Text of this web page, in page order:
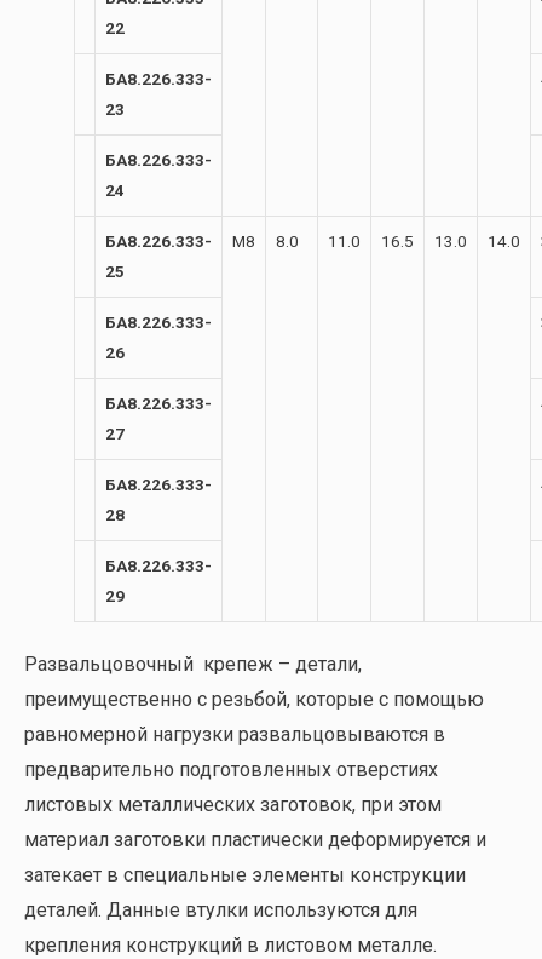
22
БА8.226.333-
23
БА8.226.333-
24
БА8.226.333-
25
М8 8.0 11.0 16.5 13.0 14.0
БА8.226.333-
26
БА8.226.333-
27
БА8.226.333-
28
БА8.226.333-
29
Развальцовочный крепеж – детали,
преимущественно с резьбой, которые с помощью
равномерной нагрузки развальцовываются в
предварительно подготовленных отверстиях
листовых металлических заготовок, при этом
материал заготовки пластически деформируется и
затекает в специальные элементы конструкции
деталей. Данные втулки используются для
крепления конструкций в листовом металле.